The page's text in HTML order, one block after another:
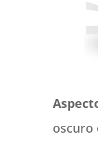
oscuro